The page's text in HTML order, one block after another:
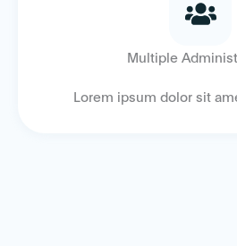
Multiple
Lorem ipsum dolor sit